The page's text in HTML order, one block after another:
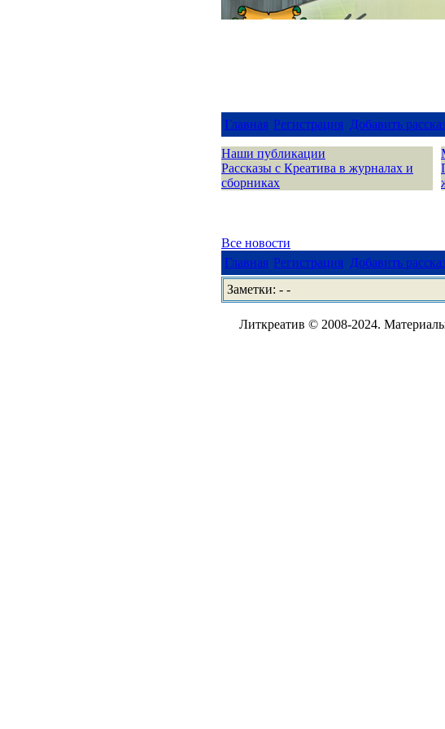
Главная Регистрация Добавить
Наши публикации
Рассказы с Креатива в журналах и
сборниках
Все новости
Главная Регистрация Добавить
Заметки: - -
Литкреатив © 2008-2024.